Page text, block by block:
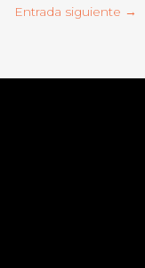
Entrada siguiente →